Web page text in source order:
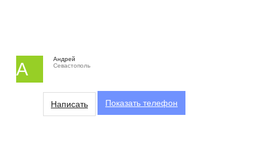
А
Андрей
Севастополь
Написать Показать телефон